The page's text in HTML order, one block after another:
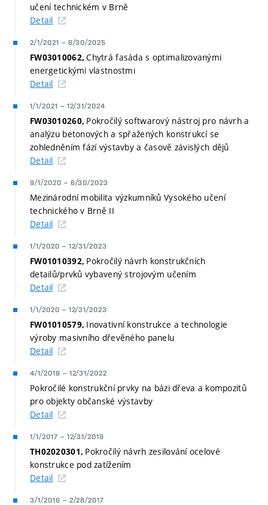
učení technickém v Brně
Detail
2/1/2021 – 6/30/2025
FW03010062,Chytrá fasáda s optimalizovanými
energetickými vlastnostmi
Detail
1/1/2021 – 12/31/2024
FW03010260, Pokročilý softwarový nástroj pro návrh a
analýzu betonových a spřažených konstrukcí se
zohledněním fází výstavby a časově závislých dějů
Detail
9/1/2020 – 6/30/2023
Mezinárodní mobilita výzkumníků Vysokého učení
technického v Brně II
Detail
1/1/2020 – 12/31/2023
FW01010392, Pokročilý návrh konstrukčních
detailů/prvků vybavený strojovým učením
Detail
1/1/2020 – 12/31/2023
FW01010579, Inovativní konstrukce a technologie
výroby masivního dřevěného panelu
Detail
4/1/2019 – 12/31/2022
Pokročilé konstrukční prvky na bázi dřeva a kompozitů
pro objekty občanské výstavby
Detail
1/1/2017 – 12/31/2019
TH02020301, Pokročilý návrh zesilování ocelové
konstrukce pod zatížením
Detail
3/1/2016 – 2/28/2017